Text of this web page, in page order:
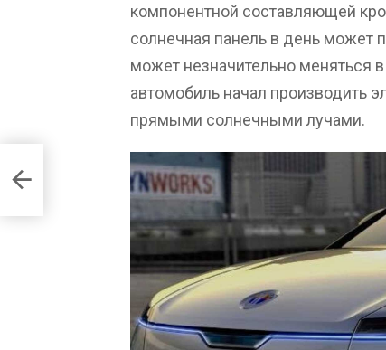
компонентной составляющей
солнечная панель в день может
может незначительно меняться
автомобиль начал производить
прямыми солнечными лучами.